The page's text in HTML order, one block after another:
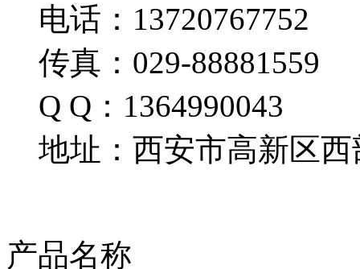
电话：13720767752
传真：029-88881559
Q Q：1364990043
地址：西安市高新区西
产品名称